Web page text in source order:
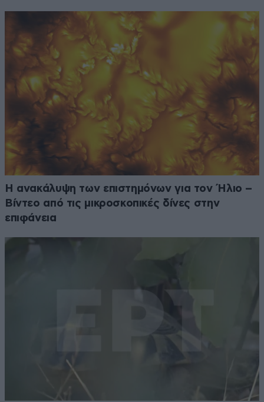
Η ανακάλυψη των επιστημόνων για τον Ήλιο –
Βίντεο από τις μικροσκοπικές δίνες στην
επιφάνεια